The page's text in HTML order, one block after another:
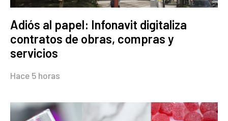
Adiós al papel: Infonavit digitaliza
contratos de obras, compras y
servicios
Hace 5 horas